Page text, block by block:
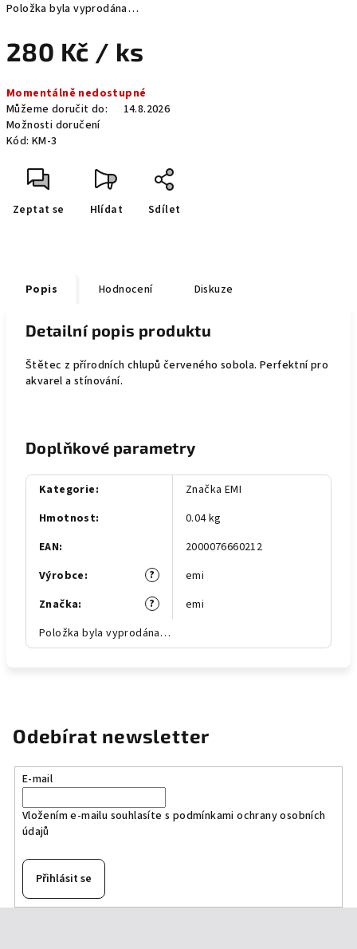
Položka byla vyprodána…
280 Kč / ks
cena:
Momentálně nedostupné
Můžeme doručit do:
14.8.2026
Možnosti doručení
Kód: KM-3
Zeptat se Hlídat Sdílet
Popis Hodnocení Diskuze
Detailní popis produktu
Štětec z přírodních chlupů červeného sobola. Perfektní pro
akvarel a stínování.
Doplňkové parametry
Kategorie:
Značka EMI
Hmotnost:
0.04 kg
EAN:
2000076660212
?
Výrobce:
emi
?
Značka:
emi
Položka byla vyprodána…
Odebírat newsletter
E-mail
Vložením e-mailu souhlasíte s podmínkami ochrany osobních
údajů
Přihlásit se